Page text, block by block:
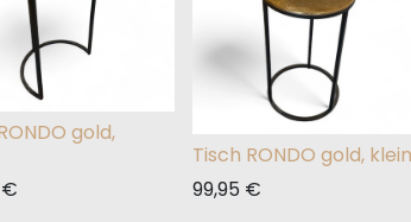
gold,
€
Tisch RONDO gold, klein
99,95 €